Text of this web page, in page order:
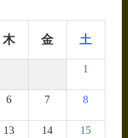
木 金 土
1
6 7 8
13 14 15